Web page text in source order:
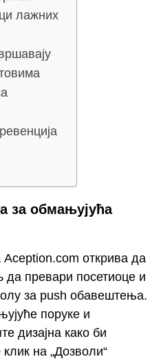
лажних
за обмањујућа
открива да
превари посетиоце и
за push обавештења.
поруке и
дизајна како би
на „Дозволи“